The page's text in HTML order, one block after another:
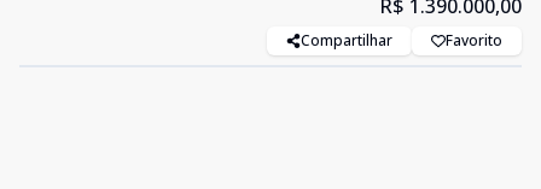
R$ 1.390.000,00
Compartilhar Favorito